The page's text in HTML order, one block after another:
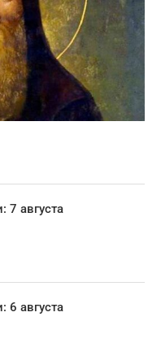
7 августа
6 августа